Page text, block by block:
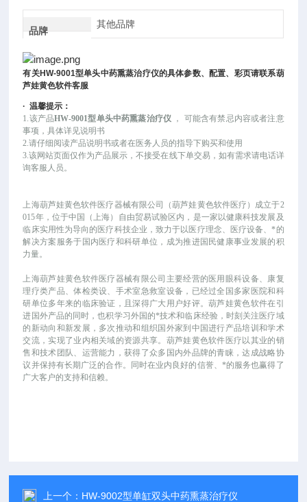
品牌
其他品牌
有关HW-9001型单头中药熏蒸治疗仪的具体参数、配置、彩页请联系葫
芦娃黄色软件客服
·温馨提示：
1.该产品HW-9001型单头中药熏蒸治疗仪 ， 可能含有禁忌内容或者注意
事项，具体详见说明书
2.请仔细阅读产品说明书或者在医务人员的指导下购买和使用
3.该网站页面仅作为产品展示，不接受在线下单交易，如有需求请电话详
询客服人员。
上海葫芦娃黄色软件医疗器械有限公司（葫芦娃黄色软件医疗）成立于2
015年，位于中国（上海）自由贸易试验区内，是一家以健康科技发展及
临床实用性为导向的医疗科技企业，致力于以医疗理念、医疗设备、*的
解决方案服务于国内医疗和科研单位，成为推进国民健康事业发展的积
力量。
上海葫芦娃黄色软件医疗器械有限公司主要经营的医用眼科设备、康复
理疗类产品、体检类设、手术室急救室设备，已经过全国多家医院和科
研单位多年来的临床验证，且深得广大用户好评。葫芦娃黄色软件在引
进国外产品的同时，也积学习外国的*技术和临床经验，时刻关注医疗域
的新动向和新发展，多次推动和组织国外家到中国进行产品培训和学术
交流，实现了业内相关域的资源共享。葫芦娃黄色软件医疗以其业的销
售和技术团队、运营能力，获得了众多国内外品牌的青睐，达成战略协
议并保持有长期广泛的合作。同时在业内良好的信誉、*的服务也赢得了
广大客户的支持和信赖。
上一个： HW-9002型单缸双头中药熏蒸治疗仪